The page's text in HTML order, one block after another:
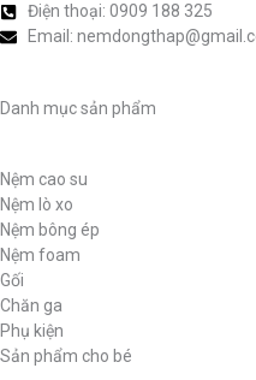
Điện thoại: 0909 188 325
Email:
Danh mục sản phẩm
Nệm cao su
Nệm lò xo
Nệm bông ép
Nệm foam
Gối
Chăn ga
Phụ kiện
Sản phẩm cho bé